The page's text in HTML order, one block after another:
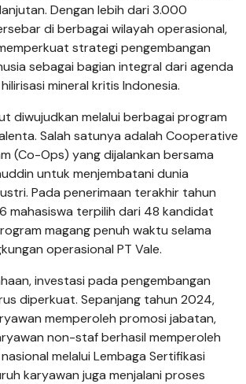
Dengan lebih dari 3.000
di berbagai wilayah operasional,
strategi pengembangan
sebagai bagian integral dari agenda
mineral kritis Indonesia.
diwujudkan melalui berbagai program
Salah satunya adalah Cooperative
(Co-Ops) yang dijalankan bersama
untuk menjembatani dunia
Pada penerimaan terakhir tahun
mahasiswa terpilih dari 48 kandidat
magang penuh waktu selama
operasional PT Vale.
investasi pada pengembangan
diperkuat. Sepanjang tahun 2024,
memperoleh promosi jabatan,
non-staf berhasil memperoleh
melalui Lembaga Sertifikasi
karyawan juga menjalani proses